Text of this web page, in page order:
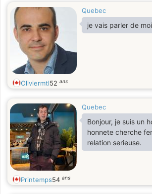
Quebec
je vais parler de
Oliviermtl52 ans
Quebec
Bonjour, je suis un
honnete cherche
relation serieuse.
Printemps54 ans